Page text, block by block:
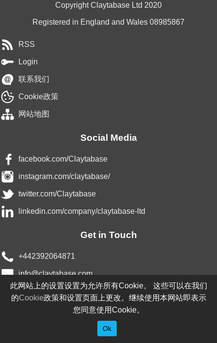
Copyright Claytabase Ltd 2020
Registered in England and Wales 08985867
RSS
Login
联系我们
Cookie政策
网站地图
Social Media
facebook.com/Claytabase
instagram.com/claytabase/
twitter.com/Claytabase
linkedin.com/company/claytabase-ltd
Get in Touch
+442392064871
info@claytabase.com
Claytabase Ltd, Unit 3d, Rink Road Industrial Estate,
PO33 2LT, United Kingdom
此网站上的设置设置为允许所有Cookie。 这些可以在我们
的Cookie政策和设置页面上更改。继续使用本网站即表示
您同意使用Cookie。